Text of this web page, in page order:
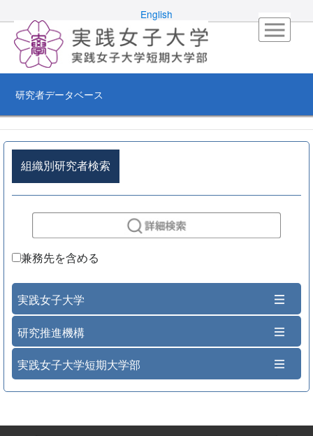
English
研究者データベース
組織別研究者検索
兼務先を含める
実践女子大学
研究推進機構
実践女子大学短期大学部